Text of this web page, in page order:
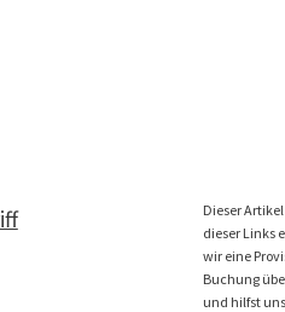
Dieser
dieser Links
wir eine
Buchung
und hilfst